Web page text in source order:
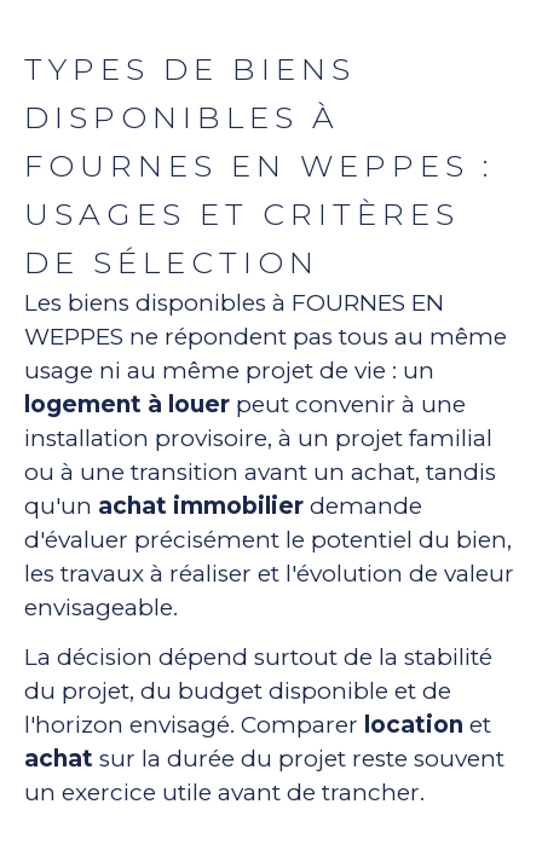
TYPES DE BIENS
DISPONIBLES À
FOURNES EN WEPPES :
USAGES ET CRITÈRES
DE SÉLECTION
Les biens disponibles à FOURNES EN
WEPPES ne répondent pas tous au même
usage ni au même projet de vie : un
logement à louer peut convenir à une
installation provisoire, à un projet familial
ou à une transition avant un achat, tandis
qu'un achat immobilier demande
d'évaluer précisément le potentiel du bien,
les travaux à réaliser et l'évolution de valeur
envisageable.
La décision dépend surtout de la stabilité
du projet, du budget disponible et de
l'horizon envisagé. Comparer location et
achat sur la durée du projet reste souvent
un exercice utile avant de trancher.